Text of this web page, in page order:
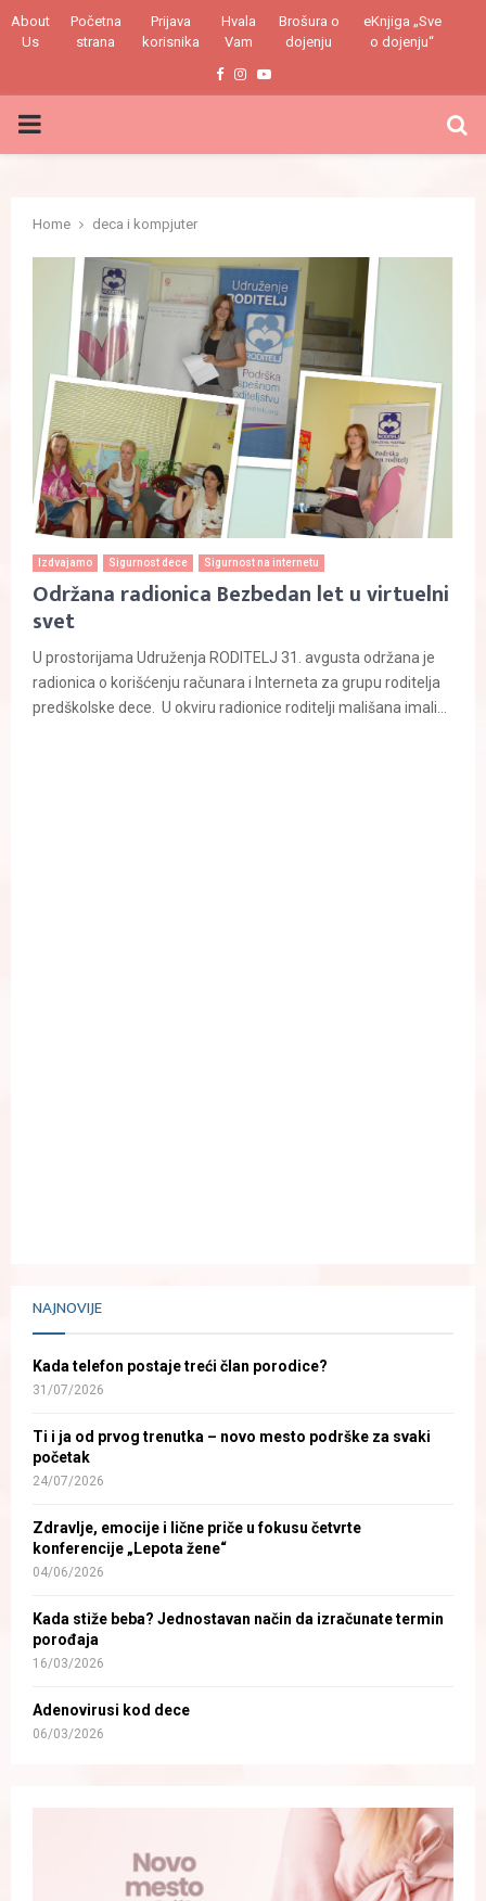
About
Us
Početna
strana
Prijava
korisnika
Hvala
Vam
Brošura o
dojenju
eKnjiga „Sve
o dojenju“
Facebook
Instagram
Youtube
PRIMARY
Home deca i kompjuter
Izdvajamo Sigurnost dece Sigurnost na internetu
Održana radionica Bezbedan let u virtuelni
svet
U prostorijama Udruženja RODITELJ 31. avgusta održana je
radionica o korišćenju računara i Interneta za grupu roditelja
predškolske dece. U okviru radionice roditelji mališana imali...
NAJNOVIJE
Kada telefon postaje treći član porodice?
31/07/2026
Ti i ja od prvog trenutka – novo mesto podrške za svaki
početak
24/07/2026
Zdravlje, emocije i lične priče u fokusu četvrte
konferencije „Lepota žene“
04/06/2026
Kada stiže beba? Jednostavan način da izračunate termin
porođaja
16/03/2026
Adenovirusi kod dece
06/03/2026